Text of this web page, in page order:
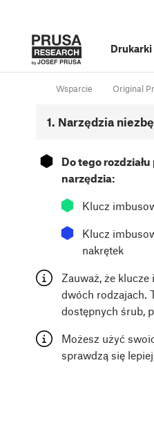
Drukarki
Wsparcie Original
1. Narzędzia
⬢
Do tego
narzędzia:
⬢ Klucz
⬢
Klucz
nakrętek
Zauważ, że
dwóch rodzajach.
dostępnych śrub,
Możesz użyć
sprawdzą się